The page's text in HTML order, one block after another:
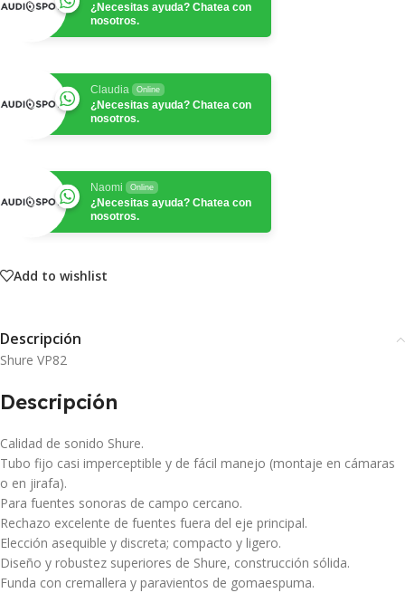
¿Necesitas ayuda? Chatea con
nosotros.
Claudia Online
¿Necesitas ayuda? Chatea con
nosotros.
Naomi Online
¿Necesitas ayuda? Chatea con
nosotros.
Add to wishlist
Descripción
Shure VP82
Descripción
Calidad de sonido Shure.
Tubo fijo casi imperceptible y de fácil manejo (montaje en cámaras
o en jirafa).
Para fuentes sonoras de campo cercano.
Rechazo excelente de fuentes fuera del eje principal.
Elección asequible y discreta; compacto y ligero.
Diseño y robustez superiores de Shure, construcción sólida.
Funda con cremallera y paravientos de gomaespuma.